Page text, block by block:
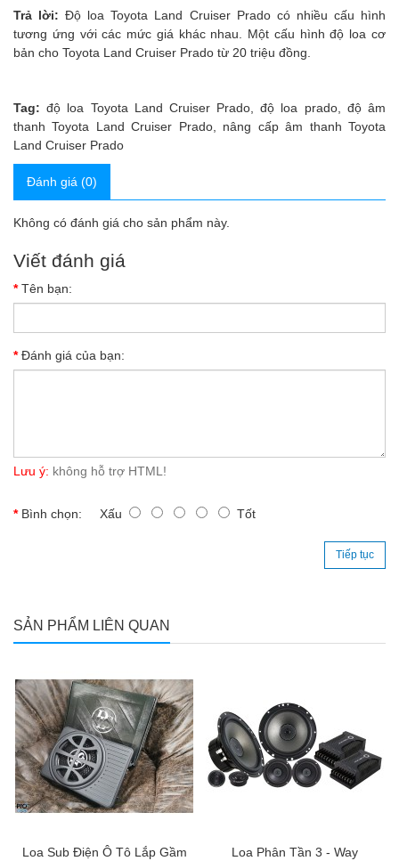
Trả lời:Độ loa Toyota Land Cruiser Prado có nhiều cấu hình
tương ứng với các mức giá khác nhau. Một cấu hình độ loa cơ
bản cho Toyota Land Cruiser Prado từ 20 triệu đồng.
Tag: độ loa Toyota Land Cruiser Prado ,độ loa prado, độ âm
thanh Toyota Land Cruiser Prado, nâng cấp âm thanh Toyota
Land Cruiser Prado
Đánh giá (0)
Không có đánh giá cho sản phẩm này.
Viết đánh giá
Tên bạn:
Đánh giá của bạn:
Lưu ý: không hỗ trợ HTML!
Bình chọn: Xấu Tốt
Tiếp tục
SẢN PHẨM LIÊN QUAN
Loa Sub Điện Ô Tô Lắp Gầm
Loa Phân Tần 3 - Way